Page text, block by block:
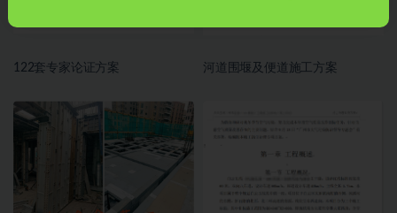
122套专家论证方案 河道围堰及便道施工方案